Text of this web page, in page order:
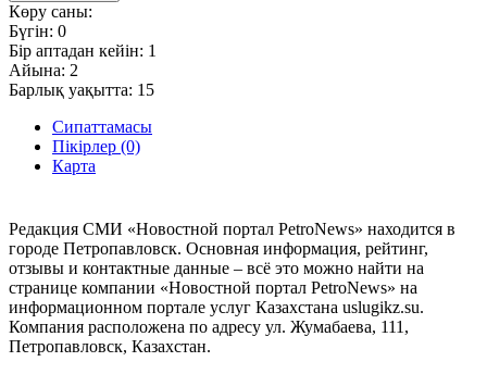
Көру саны:
Бүгін: 0
Бір аптадан кейін: 1
Айына: 2
Барлық уақытта: 15
Сипаттамасы
Пікірлер (0)
Карта
Редакция СМИ «Новостной портал PetroNews» находится в
городе Петропавловск. Основная информация, рейтинг,
отзывы и контактные данные – всё это можно найти на
странице компании «Новостной портал PetroNews» на
информационном портале услуг Казахстана uslugikz.su.
Компания расположена по адресу ул. Жумабаева, 111,
Петропавловск, Казахстан.